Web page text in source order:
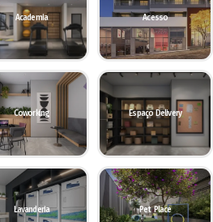
Academia Acesso
Coworking Espaço Delivery
Lavanderia Pet Place